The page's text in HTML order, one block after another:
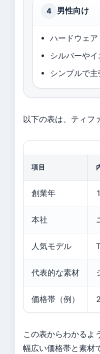
4 男性向け
ハードウェ
シルバーや
シンプルで
以下の表は、ティフ
項目
創業年
本社
人気モデル
代表的な素材
価格帯（例）
この表からわかるよ
幅広い価格帯と素材